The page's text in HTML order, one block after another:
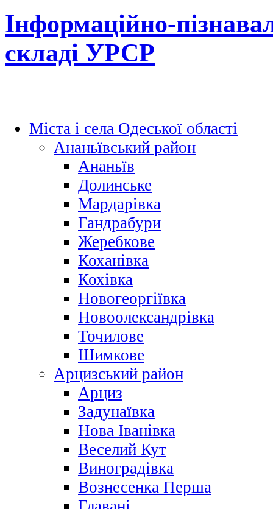
Інформаційно-
складі УРСР
Міста і села Одеської області
Ананьївський район
Ананьїв
Долинське
Мардарівка
Гандрабури
Жеребкове
Коханівка
Кохівка
Новогеоргіївка
Новоолександрівка
Точилове
Шимкове
Арцизський район
Арциз
Задунаївка
Нова Іванівка
Веселий Кут
Виноградівка
Вознесенка Перша